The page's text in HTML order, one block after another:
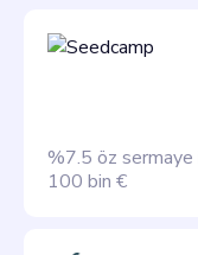
%7.5 öz sermaye
100 bin €